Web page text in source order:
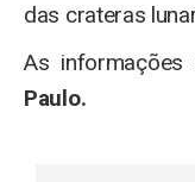
das crateras
As
Paulo.